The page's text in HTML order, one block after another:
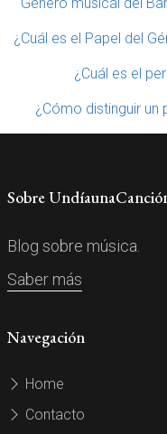
¿Cuál es el Papel del
¿Cuál es el
¿Cómo distinguir
Sobre
Blog sobre música.
Saber más
Navegación
Home
Contacto